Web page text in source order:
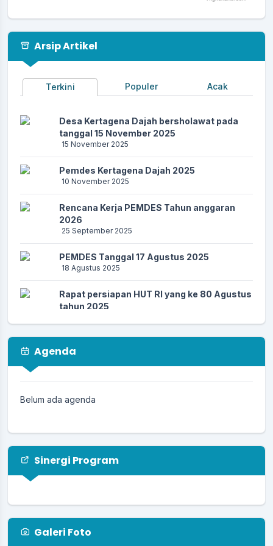
Arsip Artikel
Terkini Populer Acak
Desa Kertagena Dajah bersholawat pada
tanggal 15 November 2025
15 November 2025
Pemdes Kertagena Dajah 2025
10 November 2025
Rencana Kerja PEMDES Tahun anggaran
2026
25 September 2025
PEMDES Tanggal 17 Agustus 2025
18 Agustus 2025
Rapat persiapan HUT RI yang ke 80 Agustus
tahun 2025
23 Juli 2025
PEMDES Kertagena Dajah menerima
11 Juli 2025
Agenda
Belum ada agenda
Sinergi Program
Galeri Foto